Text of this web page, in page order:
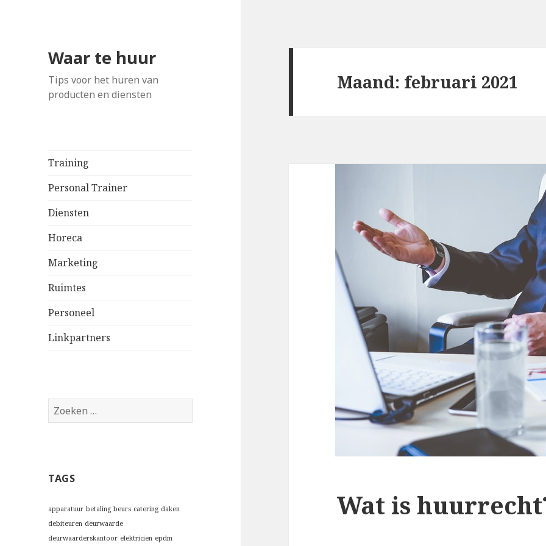
Waar te huur
Tips voor het huren van
producten en diensten
Training
Personal Trainer
Diensten
Horeca
Marketing
Ruimtes
Personeel
Linkpartners
Z
o
n
a
a
r
TAGS
apparatuur betaling beurs catering daken
debiteuren deurwaarde
deurwaarderskantoor elektricien epdm
Maand: februari 2021
Wat is